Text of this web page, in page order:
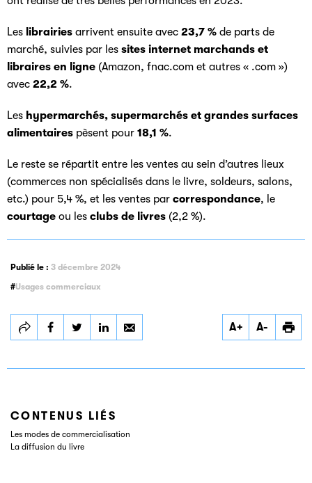
Les librairies arrivent ensuite avec 23,7 % de parts de
marché, suivies par les sites internet marchands et
libraires en ligne (Amazon, fnac.com et autres « .com »)
avec 22,2 %.
Les hypermarchés, supermarchés et grandes surfaces
alimentaires pèsent pour 18,1 %.
Le reste se répartit entre les ventes au sein d’autres lieux
(commerces non spécialisés dans le livre, soldeurs, salons,
etc.) pour 5,4 %, et les ventes par correspondance, le
courtage ou les clubs de livres (2,2 %).
Publié le : 3 décembre 2024
Usages commerciaux
Partager
Les canaux de
Partager
Les canaux de
Partager
Les canaux de
A+ A-
CONTENUS LIÉS
Les modes de commercialisation
La diffusion du livre